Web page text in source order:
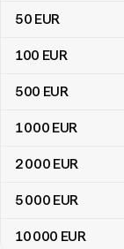
50 EUR
100 EUR
500 EUR
1 000 EUR
2 000 EUR
5 000 EUR
10 000 EUR